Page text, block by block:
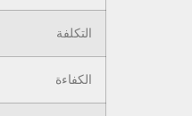
التكلفة
الكفاءة